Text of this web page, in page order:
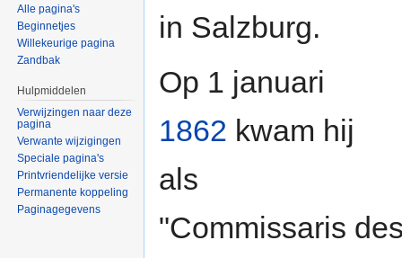
in Salzburg.
Op 1 januari
1862 kwam hij
als
"Commissaris
Alle pagina's
Beginnetjes
Willekeurige pagina
Zandbak
Hulpmiddelen
Verwijzingen naar deze
pagina
Verwante wijzigingen
Speciale pagina's
Printvriendelijke versie
Permanente koppeling
Paginagegevens